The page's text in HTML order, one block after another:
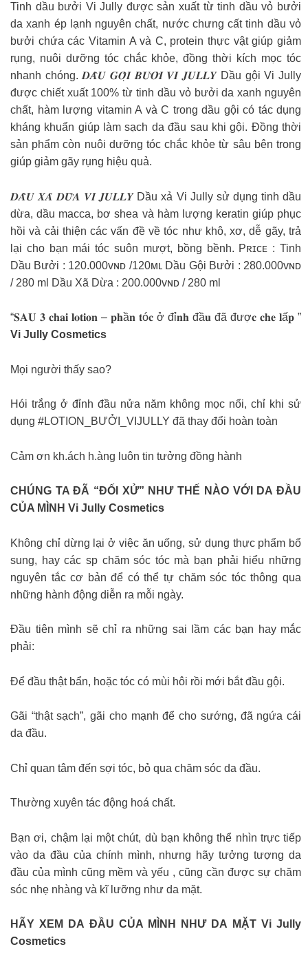
Tinh dầu bưởi Vi Jully được sản xuất từ tinh dầu vỏ bưởi
da xanh ép lạnh nguyên chất, nước chưng cất tinh dầu vỏ
bưởi chứa các Vitamin A và C, protein thực vật giúp giảm
rụng, nuôi dưỡng tóc chắc khỏe, đồng thời kích mọc tóc
nhanh chóng. 𝑫𝑨̂̀𝑼 𝑮𝑶̣̂𝑰 𝑩𝑼̛𝑶̛̉𝑰 𝑽𝑰 𝑱𝑼𝑳𝑳𝒀 Dầu gội Vi Jully
được chiết xuất 100% từ tinh dầu vỏ bưởi da xanh nguyên
chất, hàm lượng vitamin A và C trong dầu gội có tác dụng
kháng khuẩn giúp làm sạch da đầu sau khi gội. Đồng thời
sản phẩm còn nuôi dưỡng tóc chắc khỏe từ sâu bên trong
giúp giảm gãy rụng hiệu quả.
𝑫𝑨̂̀𝑼 𝑿𝑨̉ 𝑫𝑼̛̀𝑨 𝑽𝑰 𝑱𝑼𝑳𝑳𝒀 Dầu xả Vi Jully sử dụng tinh dầu
dừa, dầu macca, bơ shea và hàm lượng keratin giúp phục
hồi và cải thiện các vấn đề về tóc như khô, xơ, dễ gãy, trả
lại cho bạn mái tóc suôn mượt, bồng bềnh. Pʀɪᴄᴇ : Tinh
Dầu Bưởi : 120.000ᴠɴᴅ /120ᴍʟ Dầu Gội Bưởi : 280.000ᴠɴᴅ
/ 280 ml Dầu Xã Dừa : 200.000ᴠɴᴅ / 280 ml
“𝐒𝐀𝐔 𝟑 𝐜𝐡𝐚𝐢 𝐥𝐨𝐭𝐢𝐨𝐧 – 𝐩𝐡ầ𝐧 𝐭ó𝐜 ở đỉ𝐧𝐡 đầ𝐮 đã đượ𝐜 𝐜𝐡𝐞 𝐥ấ𝐩 ”
Vi Jully Cosmetics
Mọi người thấy sao?
Hói trắng ở đỉnh đầu nửa năm không mọc nổi, chỉ khi sử
dụng #LOTION_BƯỞI_VIJULLY đã thay đổi hoàn toàn
Cảm ơn kh.ách h.àng luôn tin tưởng đồng hành
CHÚNG TA ĐÃ “ĐỐI XỬ” NHƯ THẾ NÀO VỚI DA ĐẦU
CỦA MÌNH Vi Jully Cosmetics
Không chỉ dừng lại ở việc ăn uống, sử dụng thực phẩm bổ
sung, hay các sp chăm sóc tóc mà bạn phải hiểu những
nguyên tắc cơ bản để có thể tự chăm sóc tóc thông qua
những hành động diễn ra mỗi ngày.
Đầu tiên mình sẽ chỉ ra những sai lầm các bạn hay mắc
phải:
Để đầu thật bẩn, hoặc tóc có mùi hôi rồi mới bắt đầu gội.
Gãi “thật sạch”, gãi cho mạnh để cho sướng, đã ngứa cái
da đầu.
Chỉ quan tâm đến sợi tóc, bỏ qua chăm sóc da đầu.
Thường xuyên tác động hoá chất.
Bạn ơi, chậm lại một chút, dù bạn không thể nhìn trực tiếp
vào da đầu của chính mình, nhưng hãy tưởng tượng da
đầu của mình cũng mềm và yếu , cũng cần được sự chăm
sóc nhẹ nhàng và kĩ lưỡng như da mặt.
HÃY XEM DA ĐẦU CỦA MÌNH NHƯ DA MẶT Vi Jully
Cosmetics